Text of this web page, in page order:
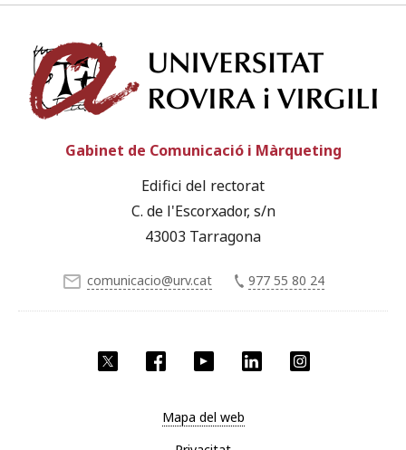
Facebook YouTube LinkedIn
Gabinet de Comunicació i Màrqueting
Edifici del rectorat
C. de l'Escorxador, s/n
43003 Tarragona
comunicacio@urv.cat 977 55 80 24
Mapa del web